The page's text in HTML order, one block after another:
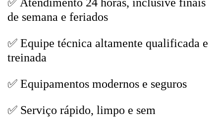
de semana e feriados
✅ Equipe técnica altamente qualificada e
treinada
✅ Equipamentos modernos e seguros
✅ Serviço rápido, limpo e sem